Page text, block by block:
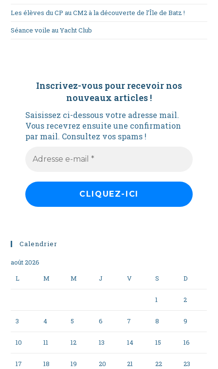
Les élèves du CP au CM2 à la découverte de l’Île de Batz !
Séance voile au Yacht Club
Inscrivez-vous pour recevoir nos
nouveaux articles !
Saisissez ci-dessous votre adresse mail.
Vous recevrez ensuite une confirmation
par mail. Consultez vos spams !
Calendrier
août 2026
L
M M J V S D
1 2
3 4 5 6 7 8 9
10 11 12 13 14 15 16
17 18 19 20 21 22 23